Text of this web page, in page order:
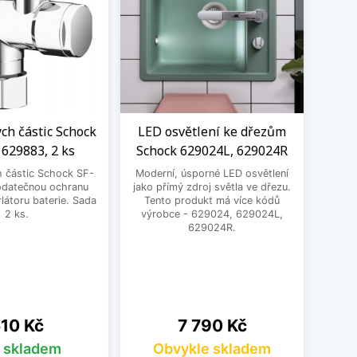
částic Schock
2 ks
částic Schock SF-
ochranu
baterie. Sada
2 ks.
Kč
skladem
LED osvětlení ke dřezům
Schock 629024L, 629024R
Moderní, úsporné LED osvětlení
jako přímý zdroj světla ve dřezu.
Tento produkt má více kódů
výrobce - 629024, 629024L,
629024R.
Cena
7 790 Kč
Obvykle skladem